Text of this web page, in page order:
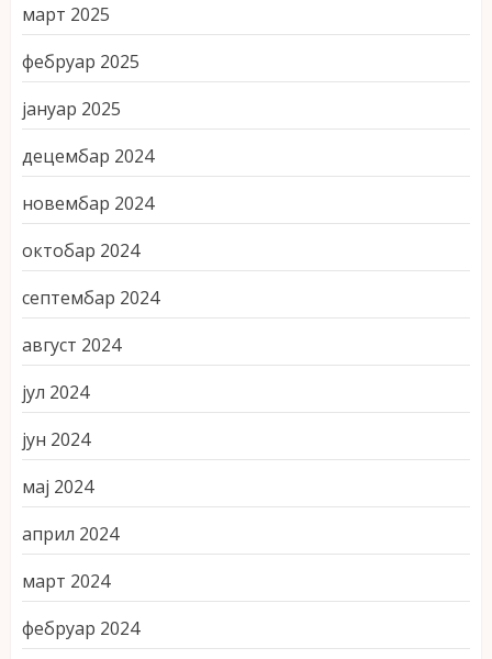
март 2025
фебруар 2025
јануар 2025
децембар 2024
новембар 2024
октобар 2024
септембар 2024
август 2024
јул 2024
јун 2024
мај 2024
април 2024
март 2024
фебруар 2024